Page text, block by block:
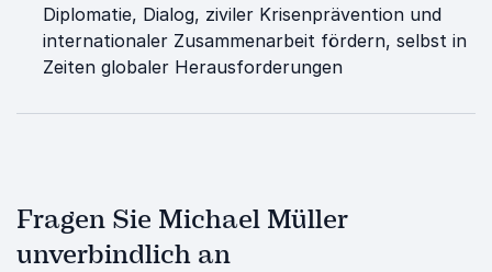
Diplomatie, Dialog, ziviler Krisenprävention und
internationaler Zusammenarbeit fördern, selbst in
Zeiten globaler Herausforderungen
Fragen Sie Michael Müller
unverbindlich an